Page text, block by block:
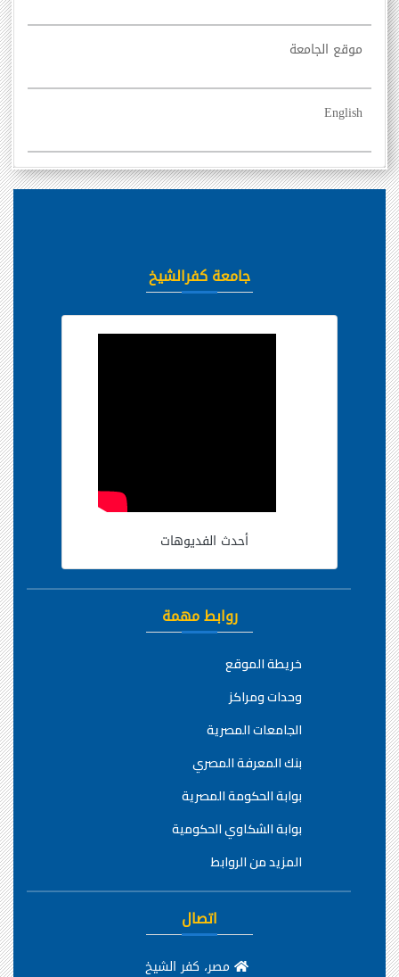
موقع الجامعة
English
جامعة كفرالشيخ
أحدث الفديوهات
روابط مهمة
خريطة الموقع
وحدات ومراكز
الجامعات المصرية
بنك المعرفة المصري
بوابة الحكومة المصرية
بوابة الشكاوي الحكومية
المزيد من الروابط
اتصال
مصر، كفر الشيخ